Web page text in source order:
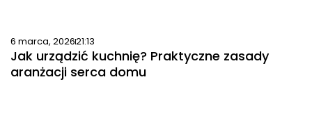
6 marca, 202621:13
Jak urządzić kuchnię? Praktyczne zasady
aranżacji serca domu